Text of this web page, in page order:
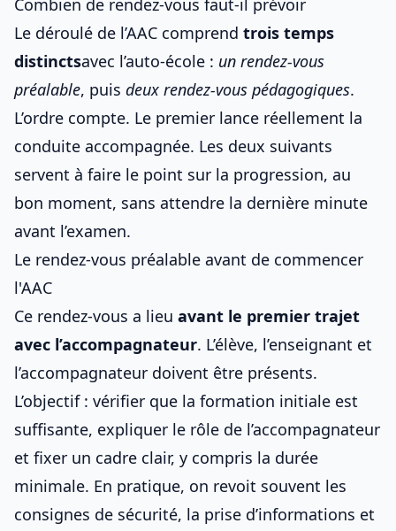
Combien de rendez-vous faut-il prévoir
Le déroulé de l’AAC comprend trois temps
distinctsavec l’auto-école : un rendez-vous
préalable, puis deux rendez-vous pédagogiques.
L’ordre compte. Le premier lance réellement la
conduite accompagnée. Les deux suivants
servent à faire le point sur la progression, au
bon moment, sans attendre la dernière minute
avant l’examen.
Le rendez-vous préalable avant de commencer
l'AAC
Ce rendez-vous a lieu avant le premier trajet
avec l’accompagnateur. L’élève, l’enseignant et
l’accompagnateur doivent être présents.
L’objectif : vérifier que la formation initiale est
suffisante, expliquer le rôle de l’accompagnateur
et fixer un cadre clair, y compris la durée
minimale. En pratique, on revoit souvent les
consignes de sécurité, la prise d’informations et